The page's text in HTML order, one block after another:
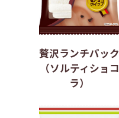
贅沢ランチパック
（ソルティショコ
ラ）